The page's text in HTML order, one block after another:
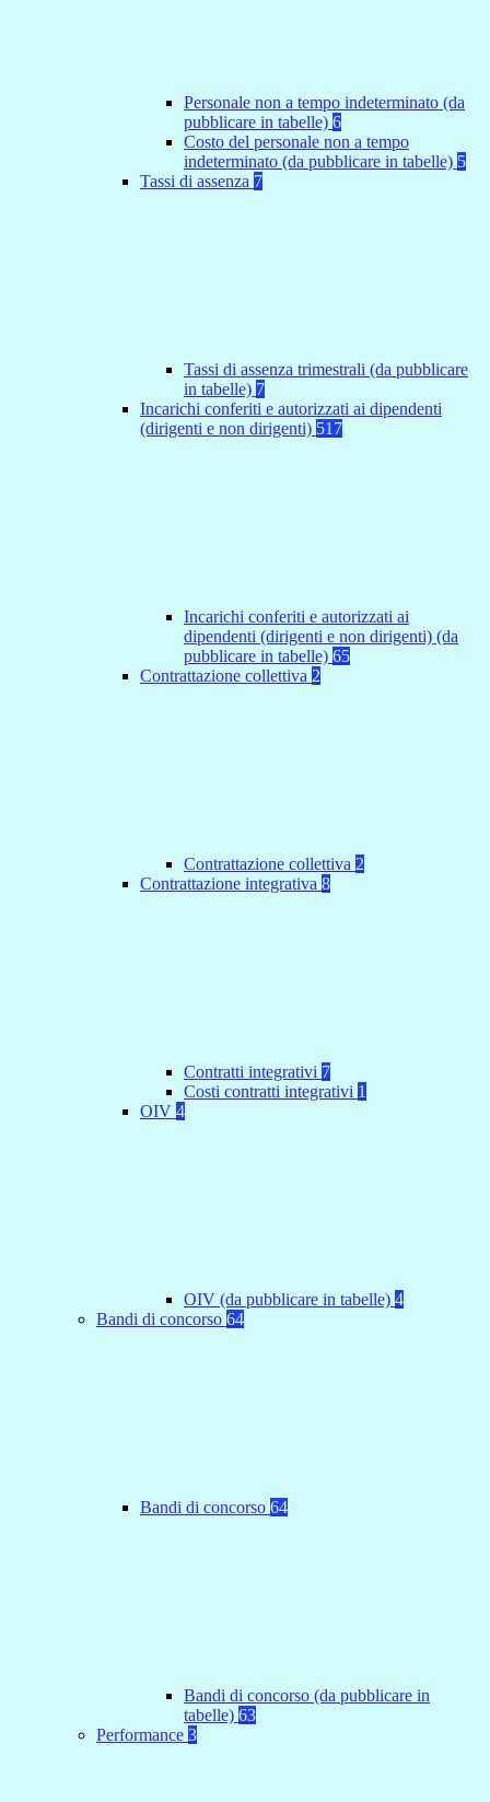
Personale non a tempo indeterminato (da
pubblicare in tabelle) 6
Costo del personale non a tempo
indeterminato (da pubblicare in tabelle) 5
Tassi di assenza 7
Tassi di assenza trimestrali (da pubblicare
in tabelle) 7
Incarichi conferiti e autorizzati ai dipendenti
(dirigenti e non dirigenti) 517
Incarichi conferiti e autorizzati ai
dipendenti (dirigenti e non dirigenti) (da
pubblicare in tabelle) 65
Contrattazione collettiva 2
Contrattazione collettiva 2
Contrattazione integrativa 8
Contratti integrativi 7
Costi contratti integrativi 1
OIV 4
OIV (da pubblicare in tabelle) 4
Bandi di concorso 64
Bandi di concorso 64
Bandi di concorso (da pubblicare in
tabelle) 63
Performance 3